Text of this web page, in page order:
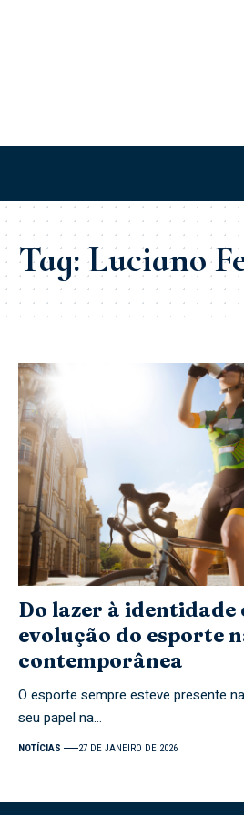
Tag:Luciano
Do lazer à identidade
evolução do esporte
contemporânea
O esporte sempre esteve presente
seu papel na…
NOTÍCIAS 27 DE JANEIRO DE 2026